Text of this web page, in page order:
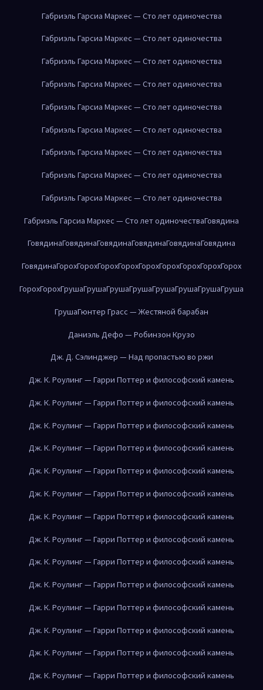
Габриэль Гарсиа Маркес — Сто лет одиночества
Габриэль Гарсиа Маркес — Сто лет одиночества
Габриэль Гарсиа Маркес — Сто лет одиночества
Габриэль Гарсиа Маркес — Сто лет одиночества
Габриэль Гарсиа Маркес — Сто лет одиночества
Габриэль Гарсиа Маркес — Сто лет одиночества
Габриэль Гарсиа Маркес — Сто лет одиночества
Габриэль Гарсиа Маркес — Сто лет одиночества
Габриэль Гарсиа Маркес — Сто лет одиночества
Габриэль Гарсиа Маркес — Сто лет одиночестваГовядина
ГовядинаГовядинаГовядинаГовядинаГовядинаГовядина
ГовядинаГорохГорохГорохГорохГорохГорохГорохГорохГорох
ГорохГорохГрушаГрушаГрушаГрушаГрушаГрушаГрушаГруша
ГрушаГюнтер Грасс — Жестяной барабан
Даниэль Дефо — Робинзон Крузо
Дж. Д. Сэлинджер — Над пропастью во ржи
Дж. К. Роулинг — Гарри Поттер и философский камень
Дж. К. Роулинг — Гарри Поттер и философский камень
Дж. К. Роулинг — Гарри Поттер и философский камень
Дж. К. Роулинг — Гарри Поттер и философский камень
Дж. К. Роулинг — Гарри Поттер и философский камень
Дж. К. Роулинг — Гарри Поттер и философский камень
Дж. К. Роулинг — Гарри Поттер и философский камень
Дж. К. Роулинг — Гарри Поттер и философский камень
Дж. К. Роулинг — Гарри Поттер и философский камень
Дж. К. Роулинг — Гарри Поттер и философский камень
Дж. К. Роулинг — Гарри Поттер и философский камень
Дж. К. Роулинг — Гарри Поттер и философский камень
Дж. К. Роулинг — Гарри Поттер и философский камень
Дж. К. Роулинг — Гарри Поттер и философский камень